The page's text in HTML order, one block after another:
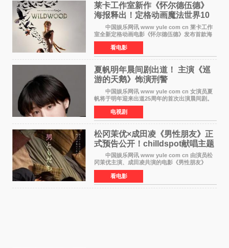
莱卡工作室新作《怀尔德伍德》
海报释出！定格动画魔法世界10
月开启
中国娱乐网讯 www yule com cn 莱卡工作
室全新定格动画电影《怀尔德伍德》发布首款海
报，女孩为找回弟弟走入黑暗、宏大的林中魔法
世界，一场关于勇气与亲情的奇幻冒险即将展
开。 本片由特
看电影
夏帆明年晨间剧出道！ 主演《巡
游的天鹅》饰演刑警
中国娱乐网讯 www yule com cn 女演员夏
帆将于明年迎来出道25周年的首次出演晨间剧。
NHK于8月4日宣布她将出演明年（2027年度）上
半期的晨间剧《巡游的天鹅》，饰演与女主角森
田望智饰演的生
电视剧
松冈茉优×成田凌《男性朋友》正
式预告公开！chilldspot献唱主题
中国娱乐网讯 www yule com cn 由演员松
冈茉优主演、成田凌共演的电影《男性朋友》
（三岛有纪子执导，11月6日上映）于8月5日公开
正式视觉图与正式预告片。同时，三人乐队
chilldspot为该片创
看电影